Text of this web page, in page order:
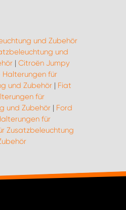
und Zubehör
und
| Citroën Jumpy
Halterungen für
und Zubehör | Fiat
für
und Zubehör| Ford
für
Zusatzbeleuchtung